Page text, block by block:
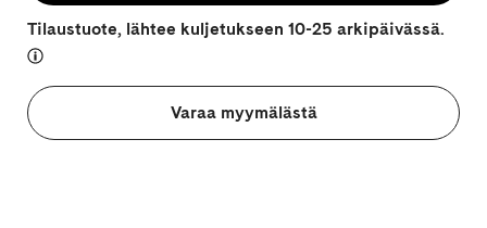
Tilaustuote, lähtee kuljetukseen 10-25 arkipäivässä.
Varaa myymälästä